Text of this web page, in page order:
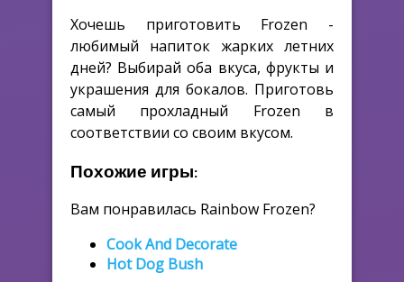
Хочешь приготовить Frozen -
любимый напиток жарких летних
дней? Выбирай оба вкуса, фрукты и
украшения для бокалов. Приготовь
самый прохладный Frozen в
соответствии со своим вкусом.
Похожие игры:
Вам понравилась Rainbow Frozen?
Cook And Decorate
Hot Dog Bush